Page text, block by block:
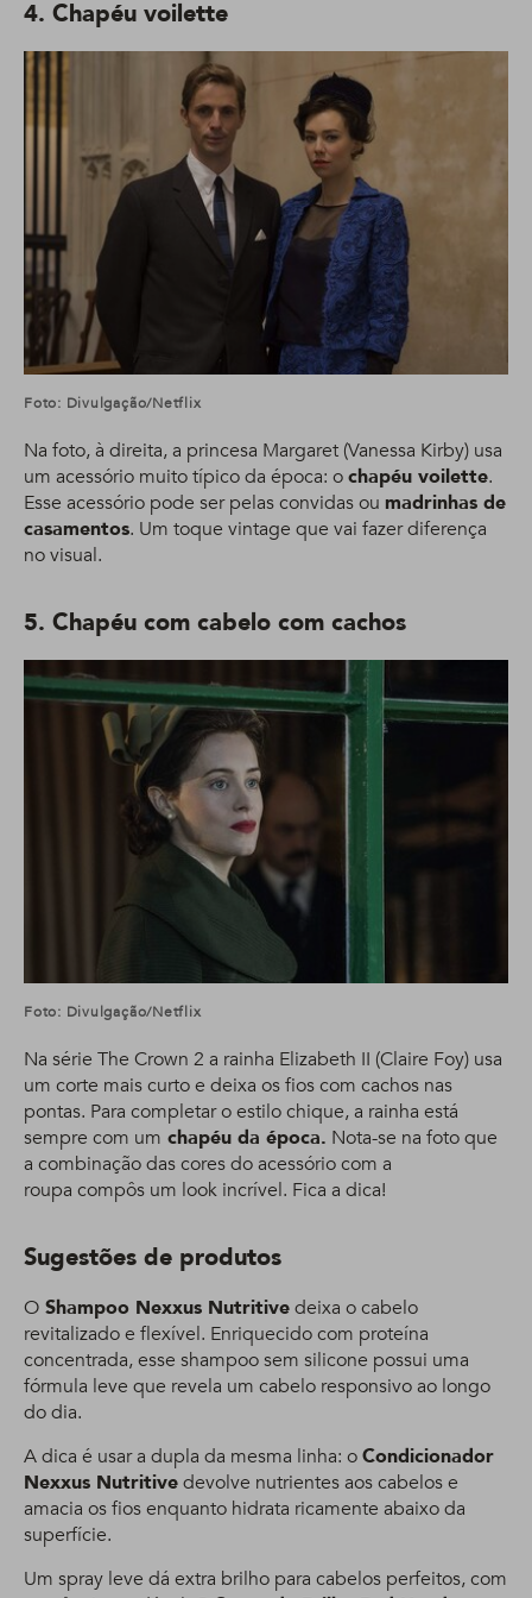
4. Chapéu voilette
Foto: Divulgação/Netflix
Na foto, à direita, a princesa Margaret (Vanessa Kirby) usa
um acessório muito típico da época: ochapéu voilette.
Esse acessório pode ser pelas convidas ou madrinhas de
casamentos. Um toque vintage que vai fazer diferença
no visual.
5. Chapéu com cabelo com cachos
Foto: Divulgação/Netflix
Na série The Crown 2 a rainha Elizabeth II (Claire Foy) usa
um corte mais curto e deixa os fios com cachos nas
pontas. Para completar o estilo chique, a rainha está
sempre com um chapéu da época. Nota-se na foto que
a combinação das cores do acessório com a
roupa compôs um look incrível. Fica a dica!
Sugestões de produtos
O Shampoo Nexxus Nutritivedeixa o cabelo
revitalizado e flexível. Enriquecido com proteína
concentrada, esse shampoo sem silicone possui uma
fórmula leve que revela um cabelo responsivo ao longo
do dia.
A dica é usar a dupla da mesma linha: oCondicionador
Nexxus Nutritivedevolve nutrientes aos cabelos e
amacia os fios enquanto hidrata ricamente abaixo da
superfície.
Um spray leve dá extra brilho para cabelos perfeitos, com